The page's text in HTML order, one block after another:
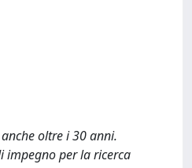
oltre i 30 anni.
impegno per la ricerca